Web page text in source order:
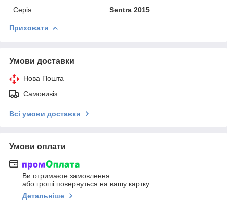
Серія
Sentra 2015
Приховати
Умови доставки
Нова Пошта
Самовивіз
Всі умови доставки
Умови оплати
Ви отримаєте замовлення
або гроші повернуться на вашу картку
Детальніше